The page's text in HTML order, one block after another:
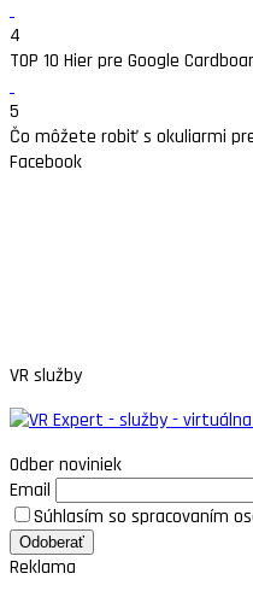
4
TOP 10 Hier pre Google
5
Čo môžete robiť s okuliarmi
Facebook
VR služby
Odber noviniek
Email
Súhlasím so spracovaním
Reklama